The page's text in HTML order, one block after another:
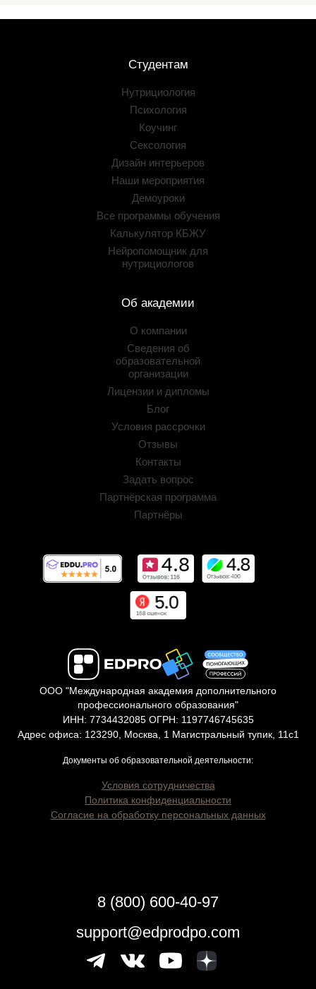
Студентам
Нутрициология
Психология
Коучинг
Сексология
Дизайн интерьеров
Наши мероприятия
Демоуроки
Все программы обучения
Калькулятор КБЖУ
Нейропомощник для
нутрициологов
Об академии
О компании
Сведения об
образовательной
организации
Лицензии и дипломы
Блог
Условия рассрочки
Отзывы
Контакты
Задать вопрос
Партнёрская программа
Партнёры
ООО "Международная академия дополнительного
профессионального образования"
ИНН: 7734432085 ОГРН: 1197746745635
Адрес офиса: 123290, Москва, 1 Магистральный тупик, 11с1
Документы об образовательной деятельности:
Условия сотрудничества
Политика конфиденциальности
Согласие на обработку персональных данных
8 (800) 600-40-97
support@edprodpo.com